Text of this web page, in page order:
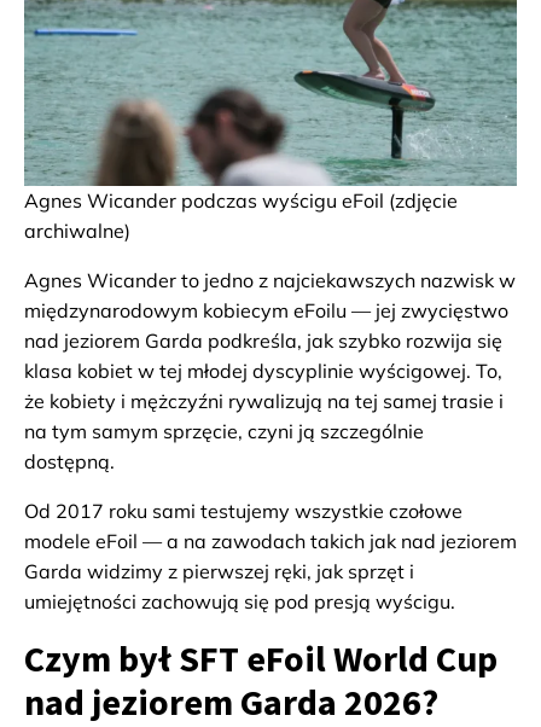
Agnes Wicander podczas wyścigu eFoil (zdjęcie
archiwalne)
Agnes Wicander to jedno z najciekawszych nazwisk w
międzynarodowym kobiecym eFoilu — jej zwycięstwo
nad jeziorem Garda podkreśla, jak szybko rozwija się
klasa kobiet w tej młodej dyscyplinie wyścigowej. To,
że kobiety i mężczyźni rywalizują na tej samej trasie i
na tym samym sprzęcie, czyni ją szczególnie
dostępną.
Od 2017 roku sami testujemy wszystkie czołowe
modele eFoil — a na zawodach takich jak nad jeziorem
Garda widzimy z pierwszej ręki, jak sprzęt i
umiejętności zachowują się pod presją wyścigu.
Czym był SFT eFoil World Cup
nad jeziorem Garda 2026?